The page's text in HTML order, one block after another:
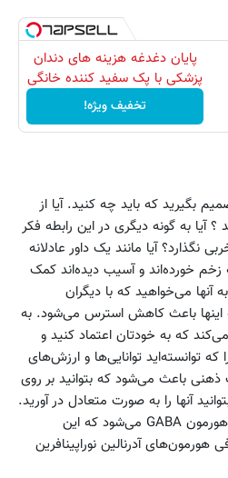
پایان دغدغه هزینه های دندان
پزشکی با پک سفید کننده خانگی
تخفیف ویژه!
بگیرید که باید چه کنید. آیا از
آیا به گونه دیگری در این رابطه فکر
نگذارد؟ آیا مانند یک داور عادلانه
زخم خورده‌اند و آسیب دیده‌اند کمک
آنها می‌خواهید که با دیگران
اینها باعث کاهش استرس می‌شود. به
که به خودتان اعتماد کنید و
که توانسته‌اید توانایی‌ها و ارزش‌های
باعث می‌شود که بتوانید بر روی
آنها را به صورت متعادل در آورید.
به صورت فیزیکی باعث ترشح هورمون GABA می‌شود که این
آدرنالین نوراپینافرین